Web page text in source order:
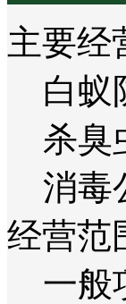
主要经
白蚁
杀臭
消毒
经营范
一般